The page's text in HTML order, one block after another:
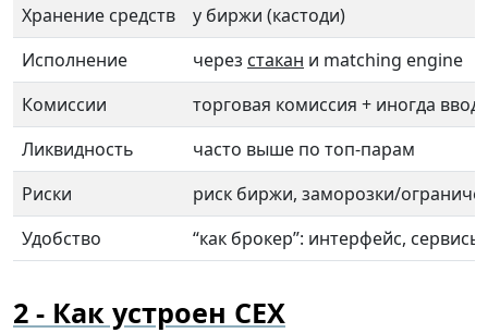
Хранение средств
у биржи (кастоди)
Исполнение
через стакан и matching engine
Комиссии
торговая комиссия + иногда
Ликвидность
часто выше по топ-парам
Риски
риск биржи, заморозки/
Удобство
“как брокер”: интерфейс, сервисы
Как устроен CEX